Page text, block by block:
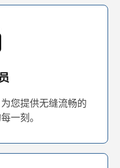
您提供无缝流畅的
一刻。